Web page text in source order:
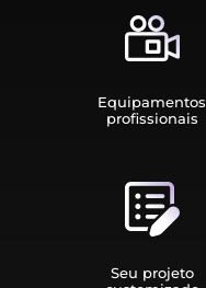
Equipamen­tos
profissionais
Seu projeto